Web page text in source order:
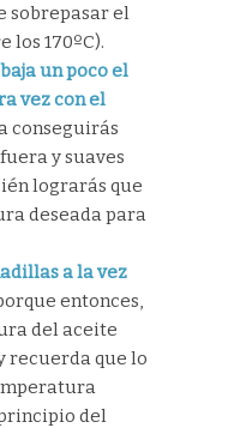
sobrepasar el
los 170ºC).
un poco el
vez con el
conseguirás
y suaves
lograrás que
deseada para
a la vez
entonces,
del aceite
recuerda que lo
del